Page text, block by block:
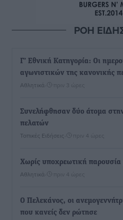
ΡΟΗ
Γ’ Εθνική Κατηγορία: Οι
αγωνιστικών της κανονικής
Αθλητικά πριν 3 ώρες
Συνελήφθησαν δύο άτομα
πελατών
Τοπικές Ειδήσεις πριν 4 ώρες
Χωρίς υποχρεωτική
Αθλητικά πριν 4 ώρες
Ο Πελεκάνος, οι
που κανείς δεν ρώτησε